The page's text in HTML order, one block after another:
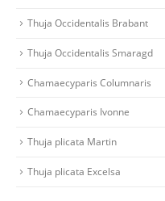
Thuja Occidentalis Brabant
Thuja Occidentalis Smaragd
Chamaecyparis Columnaris
Chamaecyparis Ivonne
Thuja plicata Martin
Thuja plicata Excelsa